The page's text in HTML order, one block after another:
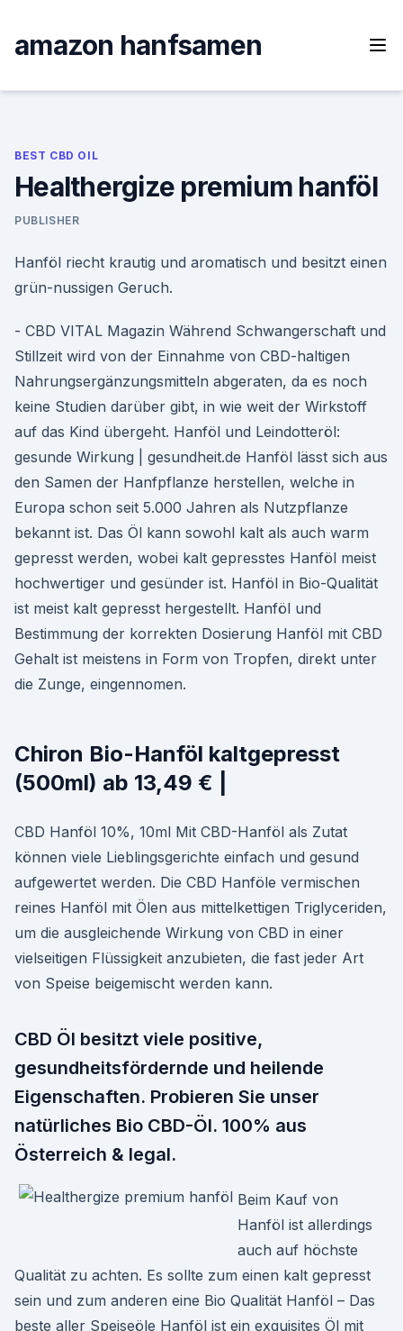
content
amazon hanfsamen
BEST CBD OIL
Healthergize premium hanföl
PUBLISHER
Hanföl riecht krautig und aromatisch und besitzt einen
grün-nussigen Geruch.
- CBD VITAL Magazin Während Schwangerschaft und
Stillzeit wird von der Einnahme von CBD-haltigen
Nahrungsergänzungsmitteln abgeraten, da es noch
keine Studien darüber gibt, in wie weit der Wirkstoff
auf das Kind übergeht. Hanföl und Leindotteröl:
gesunde Wirkung | gesundheit.de Hanföl lässt sich aus
den Samen der Hanfpflanze herstellen, welche in
Europa schon seit 5.000 Jahren als Nutzpflanze
bekannt ist. Das Öl kann sowohl kalt als auch warm
gepresst werden, wobei kalt gepresstes Hanföl meist
hochwertiger und gesünder ist. Hanföl in Bio-Qualität
ist meist kalt gepresst hergestellt. Hanföl und
Bestimmung der korrekten Dosierung Hanföl mit CBD
Gehalt ist meistens in Form von Tropfen, direkt unter
die Zunge, eingennomen.
Chiron Bio-Hanföl kaltgepresst
(500ml) ab 13,49 € |
CBD Hanföl 10%, 10ml Mit CBD-Hanföl als Zutat
können viele Lieblingsgerichte einfach und gesund
aufgewertet werden. Die CBD Hanföle vermischen
reines Hanföl mit Ölen aus mittelkettigen Triglyceriden,
um die ausgleichende Wirkung von CBD in einer
vielseitigen Flüssigkeit anzubieten, die fast jeder Art
von Speise beigemischt werden kann.
CBD Öl besitzt viele positive,
gesundheitsfördernde und heilende
Eigenschaften. Probieren Sie unser
natürliches Bio CBD-Öl. 100% aus
Österreich & legal.
Beim Kauf von
Hanföl ist allerdings
auch auf höchste
Qualität zu achten. Es sollte zum einen kalt gepresst
sein und zum anderen eine Bio Qualität Hanföl – Das
beste aller Speiseöle Hanföl ist ein exquisites Öl mit